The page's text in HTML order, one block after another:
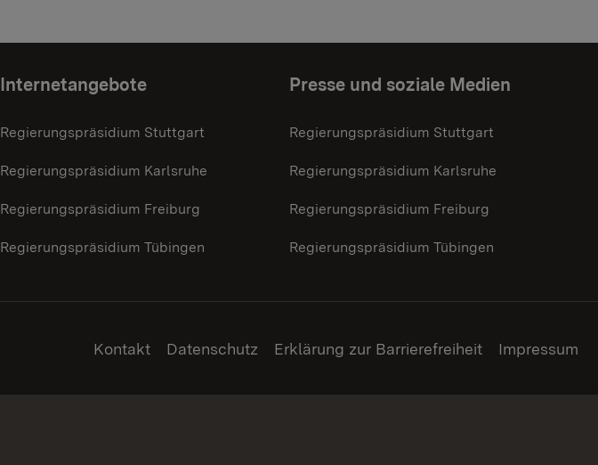
Internetangebote
Regierungspräsidium Stuttgart
Regierungspräsidium Karlsruhe
Regierungspräsidium Freiburg
Regierungspräsidium Tübingen
Presse und soziale Medien
Regierungspräsidium Stuttgart
Regierungspräsidium Karlsruhe
Regierungspräsidium Freiburg
Regierungspräsidium Tübingen
Kontakt Datenschutz Erklärung zur Barrierefreiheit Impressum